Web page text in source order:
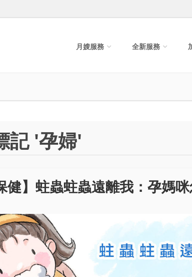
月嫂服務 全新服務
記 '孕婦'
健】蛀蟲蛀蟲遠離我：孕媽